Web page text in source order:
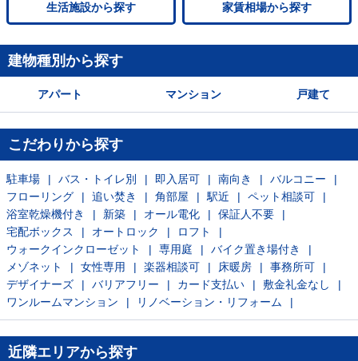
生活施設から探す 家賃相場から探す
建物種別から探す
アパート マンション 戸建て
こだわりから探す
駐車場 バス・トイレ別 即入居可 南向き
バルコニー
フローリング
追い焚き 角部屋 駅近
ペット相談可
浴室乾燥機付き
新築 オール電化
保証人不要
宅配ボックス
オートロック
ロフト
ウォークインクローゼット
専用庭
バイク置き場付き
メゾネット
女性専用 楽器相談可 床暖房
事務所可
デザイナーズ
バリアフリー カード支払い
敷金礼金なし
ワンルームマンション
リノベーション・リフォーム
近隣エリアから探す